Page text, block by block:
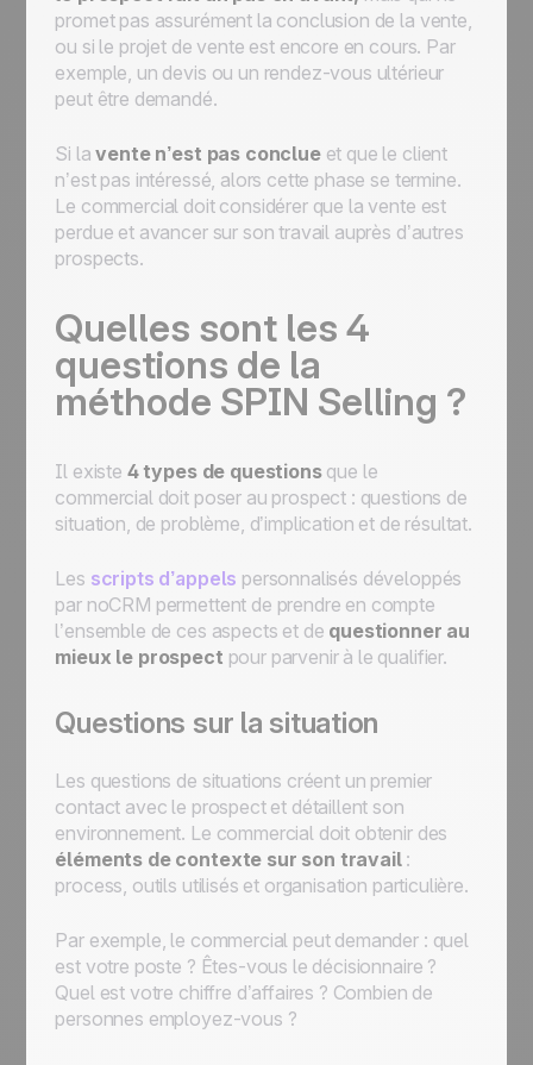
promet pas assurément la conclusion de la vente,
ou si le projet de vente est encore en cours. Par
exemple, un devis ou un rendez-vous ultérieur
peut être demandé.
Si lavente n’est pas conclueet que le client
n’est pas intéressé, alors cette phase se termine.
Le commercial doit considérer que la vente est
perdue et avancer sur son travail auprès d’autres
prospects.
Quelles sont les 4
questions de la
méthode SPIN Selling ?
Il existe 4 types de questionsque le
commercial doit poser au prospect : questions de
situation, de problème, d’implication et de résultat.
Les scripts d’appels personnalisés développés
par noCRM permettent de prendre en compte
l’ensemble de ces aspects et de questionner au
mieux le prospect pour parvenir à le qualifier.
Questions sur la situation
Les questions de situations créent un premier
contact avec le prospect et détaillent son
environnement. Le commercial doit obtenir des
éléments de contexte sur son travail:
process, outils utilisés et organisation particulière.
Par exemple, le commercial peut demander : quel
est votre poste ? Êtes-vous le décisionnaire ?
Quel est votre chiffre d’affaires ? Combien de
personnes employez-vous ?